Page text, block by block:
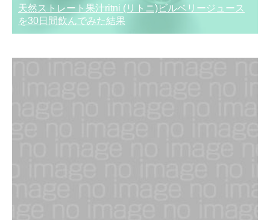
天然ストレート果汁ritni (リトニ)ビルベリージュース
を30日間飲んでみた結果